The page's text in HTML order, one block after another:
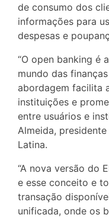
de consumo dos
informações para
despesas e
“O open banking é
mundo das
abordagem facilita
instituições e
entre usuários e
Almeida,
Latina.
“A nova versão do
e esse conceito e
transação
unificada, onde os